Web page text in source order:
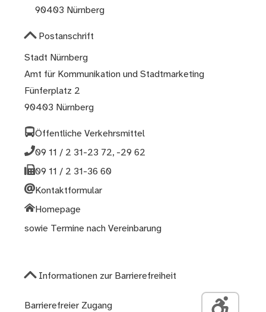
90403 Nürnberg
Postanschrift
Stadt Nürnberg
Amt für Kommunikation und Stadtmarketing
Fünferplatz 2
90403 Nürnberg
Öffentliche Verkehrsmittel
09 11 / 2 31-23 72, -29 62
09 11 / 2 31-36 60
Kontaktformular
Homepage
sowie Termine nach Vereinbarung
Informationen zur Barrierefreiheit
Barrierefreier Zugang